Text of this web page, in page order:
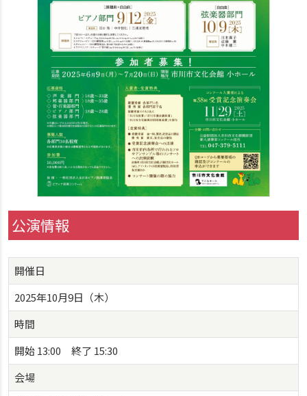
公演情報
開催日
2025年10月9日（木）
時間
開始 13:00 終了 15:30
会場